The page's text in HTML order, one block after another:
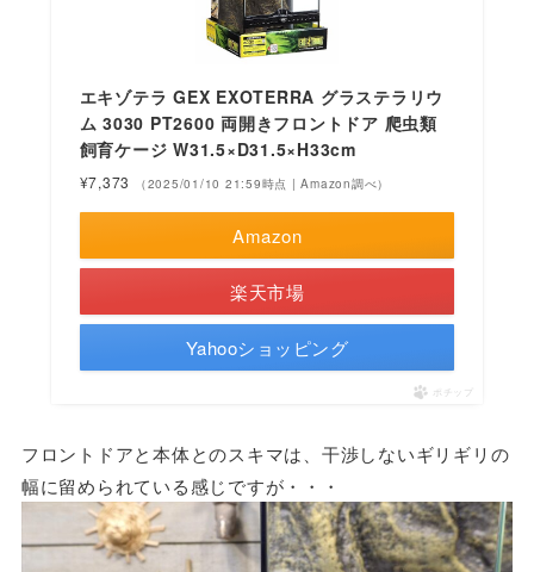
エキゾテラ GEX EXOTERRA グラステラリウ
ム 3030 PT2600 両開きフロントドア 爬虫類
飼育ケージ W31.5×D31.5×H33cm
¥7,373 （2025/01/10 21:59時点 | Amazon調べ）
Amazon
楽天市場
Yahooショッピング
ポチップ
フロントドアと本体とのスキマは、干渉しないギリギリの
幅に留められている感じですが・・・